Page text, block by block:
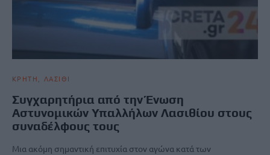
ΚΡΗΤΗ ΛΑΣΙΘΙ
Συγχαρητήρια από την Ένωση
Αστυνομικών Υπαλλήλων Λασιθίου στους
συναδέλφους τους
Μια ακόμη σημαντική επιτυχία στον αγώνα κατά των